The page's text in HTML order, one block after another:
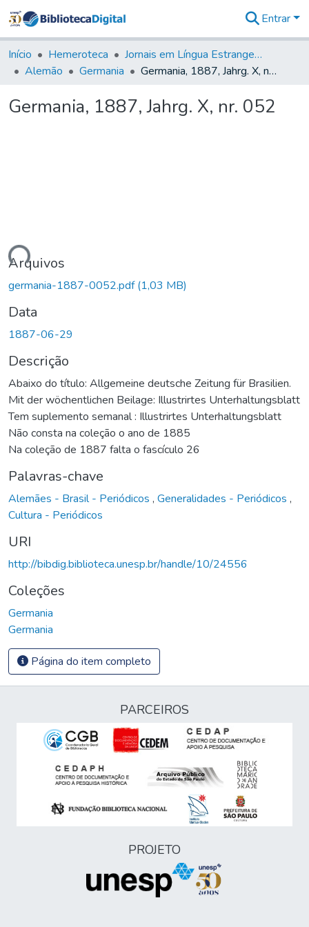
&
Coleções
Tudo na
Digital
Entrar
Início Hemeroteca
Jornais em Língua Estrangeira
Alemão
Germania Germania, 1887, Jahrg. X, nr. 052
Germania, 1887, Jahrg. X, nr. 052
Arquivos
germania-1887-0052.pdf(1,03 MB)
Data
1887-06-29
Descrição
Abaixo do título: Allgemeine deutsche Zeitung für Brasilien.
Mit der wöchentlichen Beilage: Illustrirtes Unterhaltungsblatt
Tem suplemento semanal : Illustrirtes Unterhaltungsblatt
Não consta na coleção o ano de 1885
Na coleção de 1887 falta o fascículo 26
Palavras-chave
Alemães - Brasil - Periódicos , Generalidades - Periódicos ,
Cultura - Periódicos
URI
http://bibdig.biblioteca.unesp.br/handle/10/24556
Coleções
Germania
Germania
Página do item completo
PARCEIROS
PROJETO